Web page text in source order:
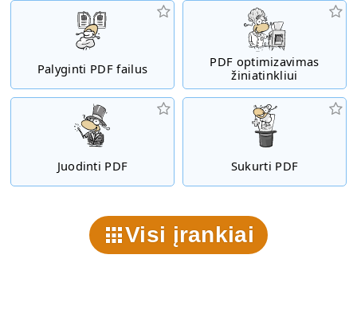
Palyginti PDF failus
PDF optimizavimas
žiniatinkliui
Juodinti PDF Sukurti PDF
Visi įrankiai